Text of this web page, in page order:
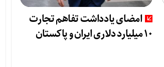
امضای یادداشت تفاهم تجارت
۱۰ میلیارد دلاری ایران و پاکستان